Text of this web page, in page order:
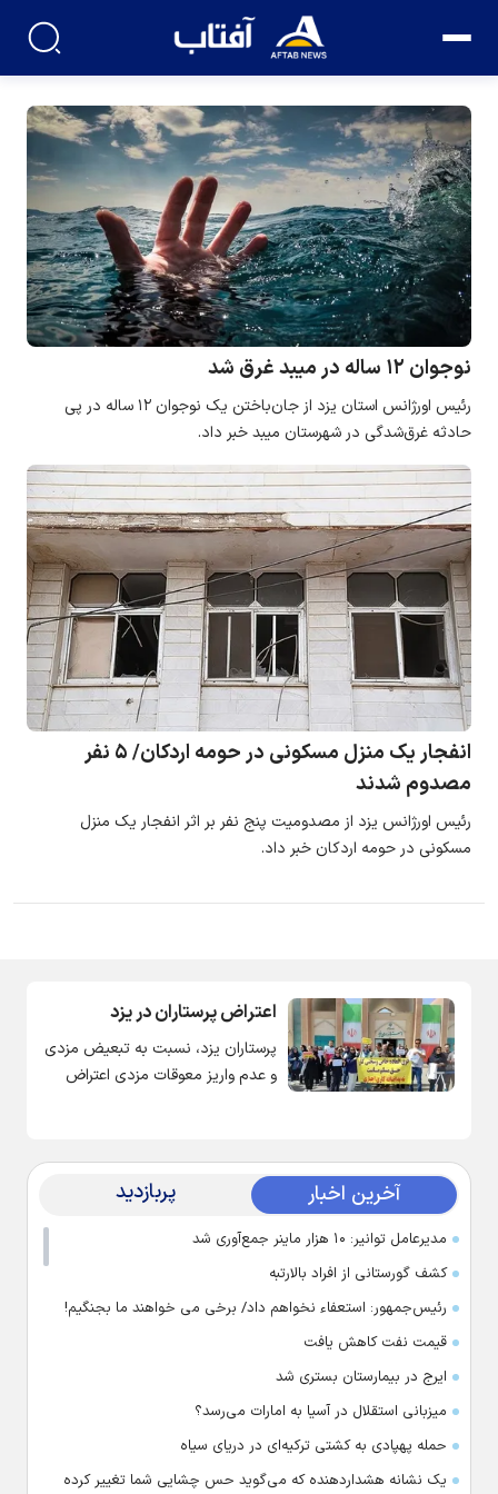
نوجوان ۱۲ ساله در میبد غرق شد
رئیس اورژانس استان یزد از جان‌باختن یک نوجوان ۱۲ ساله در پی
حادثه غرق‌شدگی در شهرستان میبد خبر داد.
انفجار یک منزل مسکونی در حومه اردکان/ ۵ نفر
مصدوم شدند
رئیس اورژانس یزد از مصدومیت پنج نفر بر اثر انفجار یک منزل
مسکونی در حومه اردکان خبر داد.
اعتراض پرستاران در یزد
پرستاران یزد، نسبت به تبعیض مزدی
و عدم واریز معوقات مزدی اعتراض
آخرین اخبار پربازدید
مدیرعامل توانیر: ۱۰ هزار ماینر جمع‌آوری شد
کشف گورستانی از افراد بالارتبه
رئیس‌جمهور: استعفاء نخواهم داد/ برخی می خواهند ما بجنگیم!
قیمت نفت کاهش یافت
ایرج در بیمارستان بستری شد
میزبانی استقلال در آسیا به امارات می‌رسد؟
حمله پهپادی به کشتی ترکیه‌ای در دریای سیاه
یک نشانه هشداردهنده که می‌گوید حس چشایی شما تغییر کرده